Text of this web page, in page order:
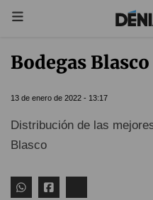
Bodegas Blasco
13 de enero de 2022 - 13:17
Distribución de las
Blasco